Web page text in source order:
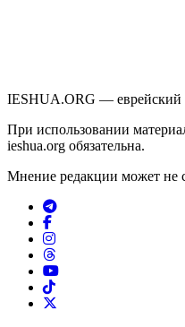
IESHUA.ORG — еврейский
При использовании
ieshua.org обязательна.
Мнение редакции может не